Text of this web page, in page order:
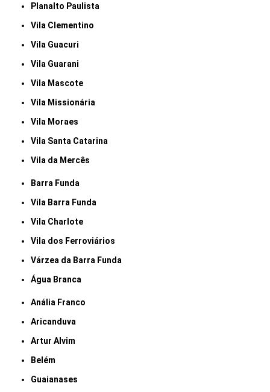
Planalto Paulista
Vila Clementino
Vila Guacuri
Vila Guarani
Vila Mascote
Vila Missionária
Vila Moraes
Vila Santa Catarina
Vila da Mercês
Barra Funda
Vila Barra Funda
Vila Charlote
Vila dos Ferroviários
Várzea da Barra Funda
Água Branca
Anália Franco
Aricanduva
Artur Alvim
Belém
Guaianases